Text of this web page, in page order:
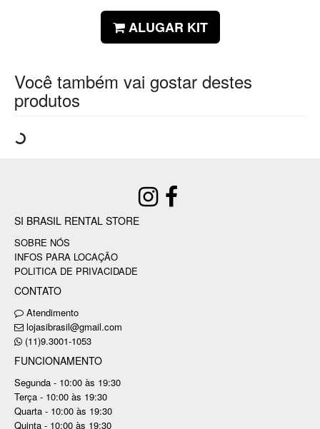
ALUGAR KIT
Você também vai gostar destes
produtos
SI BRASIL RENTAL STORE
SOBRE NÓS
INFOS PARA LOCAÇÃO
POLITICA DE PRIVACIDADE
CONTATO
Atendimento
lojasibrasil@gmail.com
(11)9.3001-1053
FUNCIONAMENTO
Segunda - 10:00 às 19:30
Terça - 10:00 às 19:30
Quarta - 10:00 às 19:30
Quinta - 10:00 às 19:30